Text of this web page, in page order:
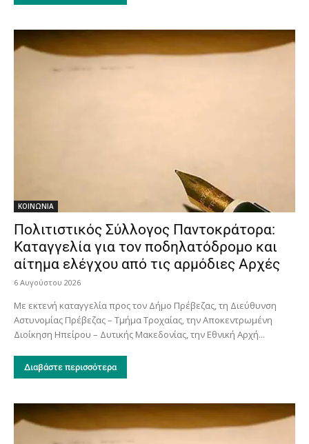
ΚΟΙΝΩΝΙΑ
Πολιτιστικός Σύλλογος Παντοκράτορα:
Καταγγελία για τον ποδηλατόδρομο και
αίτημα ελέγχου από τις αρμόδιες Αρχές
6 Αυγούστου 2026
Με εκτενή καταγγελία προς τον Δήμο Πρέβεζας, τη Διεύθυνση
Αστυνομίας Πρέβεζας – Τμήμα Τροχαίας, την Αποκεντρωμένη
Διοίκηση Ηπείρου – Δυτικής Μακεδονίας, την Εθνική Αρχή...
Διαβάστε περισσότερα